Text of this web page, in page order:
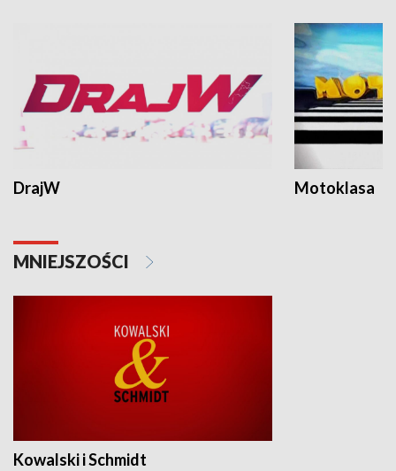
DrajW Motoklasa
MNIEJSZOŚCI
Kowalski i Schmidt